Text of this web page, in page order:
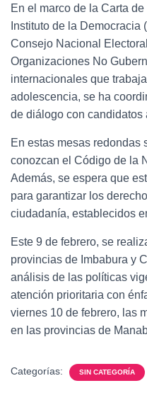
En el marco de la Carta
Instituto de la Democracia
Consejo Nacional
Organizaciones No
internacionales que
adolescencia, se ha
de diálogo con
En estas mesas redondas
conozcan el Código de la
Además, se espera que
para garantizar los
ciudadanía, establecidos
Este 9 de febrero, se
provincias de Imbabura y
análisis de las políticas
atención prioritaria con
viernes 10 de febrero, las
en las provincias de
Categorías: SIN CATEGORÍA